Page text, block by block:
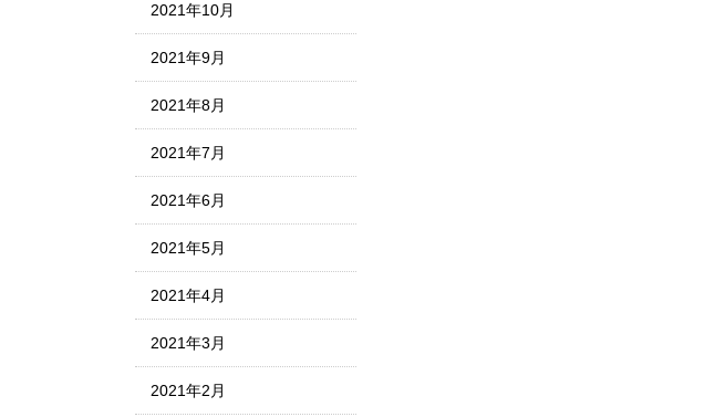
2021年10月
2021年9月
2021年8月
2021年7月
2021年6月
2021年5月
2021年4月
2021年3月
2021年2月